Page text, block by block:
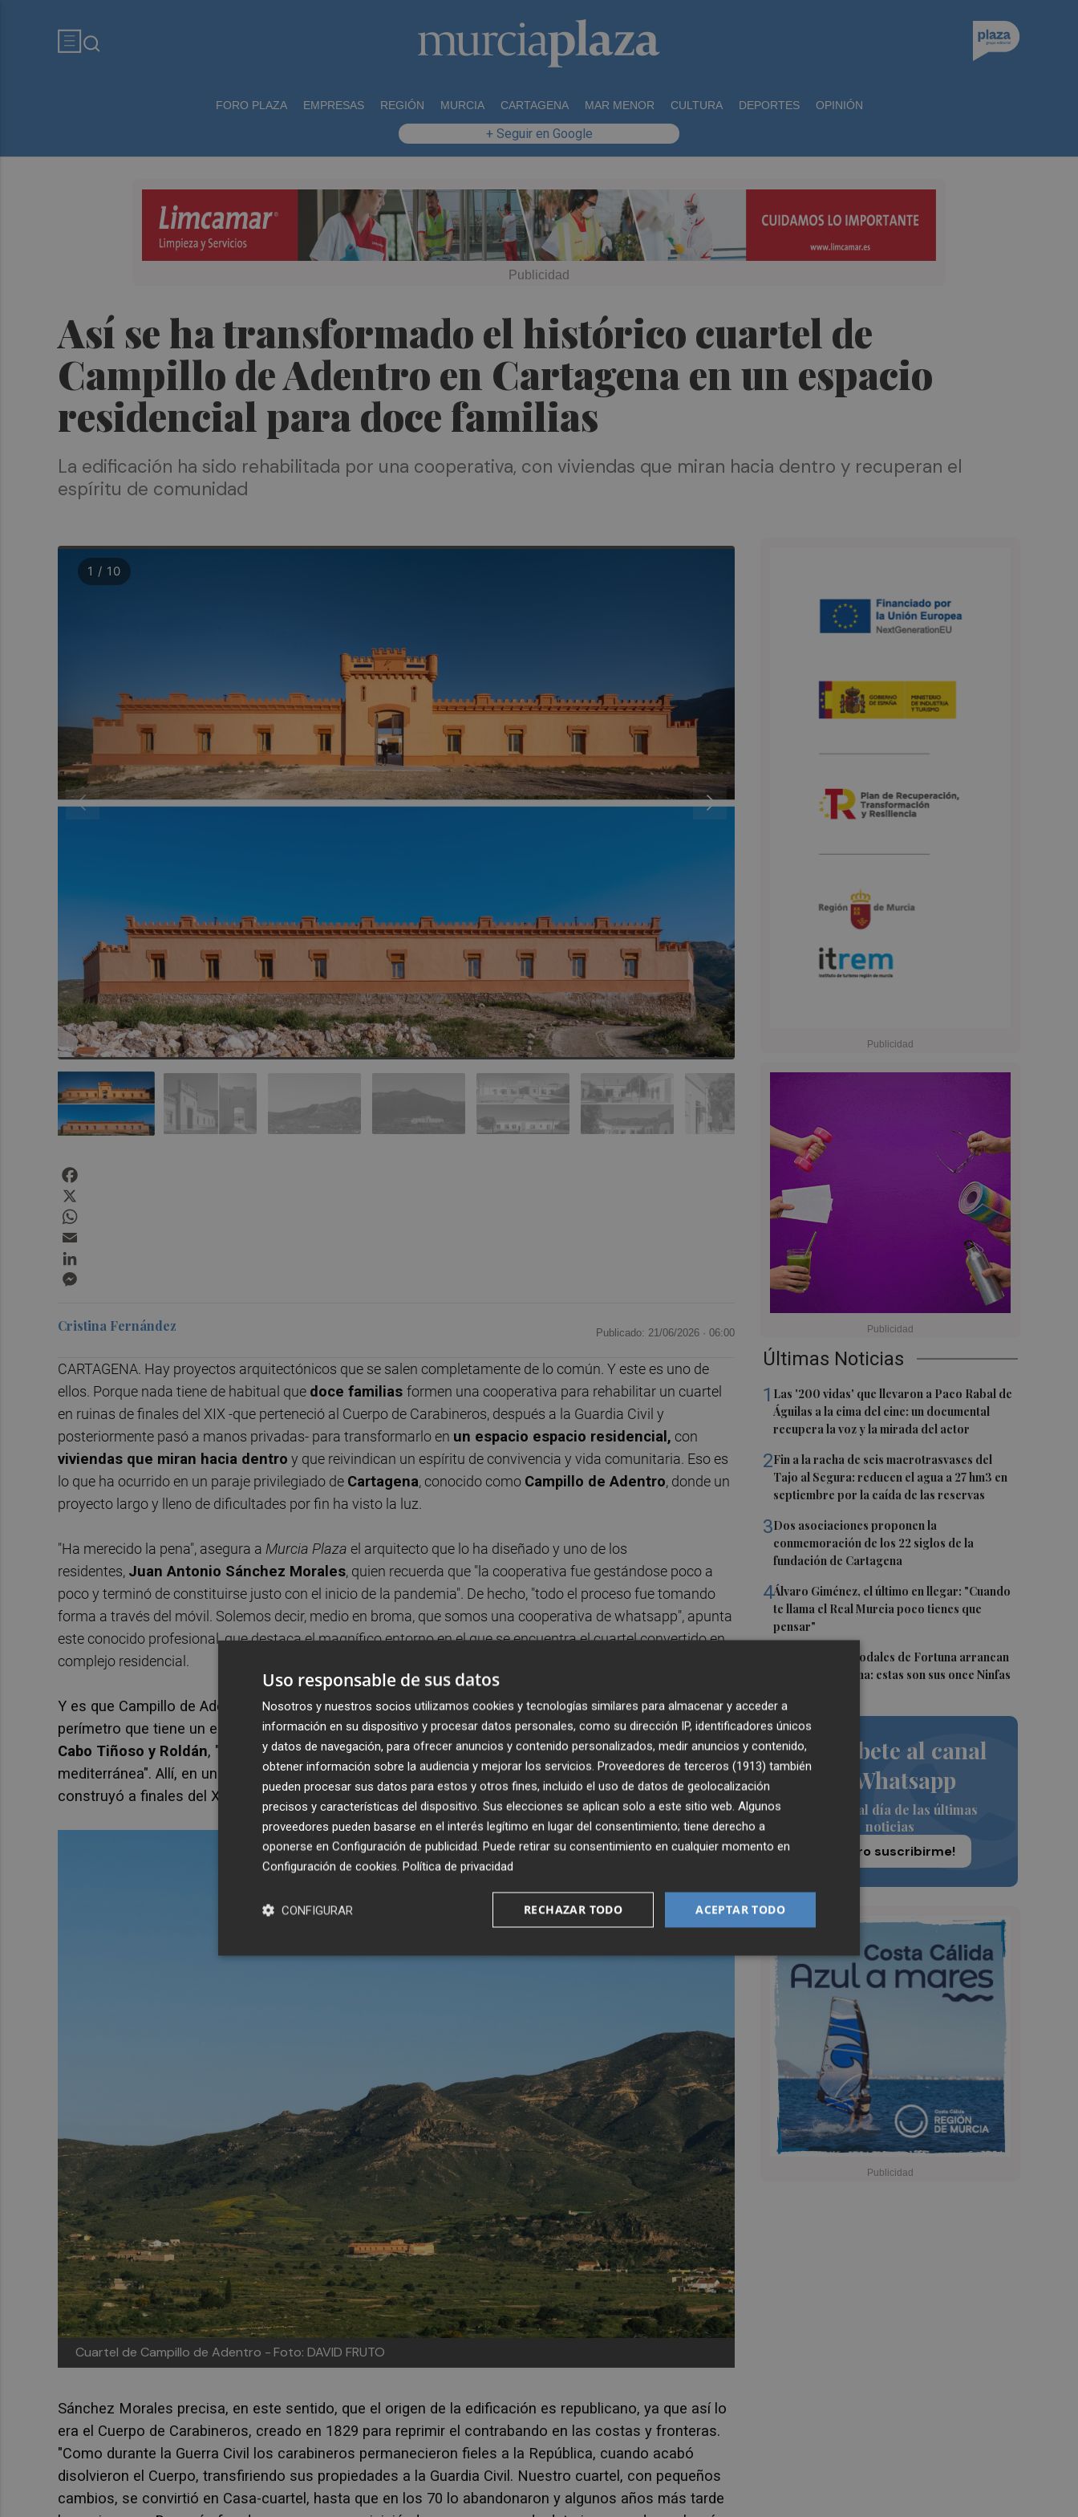
FORO PLAZA EMPRESAS REGIÓN MURCIA CARTAGENA MAR MENOR CULTURA DEPORTES OPINIÓN
+ Seguir en Google
Así se ha transformado el histórico cuartel de
Campillo de Adentro en Cartagena en un espacio
residencial para doce familias
La edificación ha sido rehabilitada por una cooperativa, con viviendas que miran hacia dentro y recuperan el
espíritu de comunidad
1 / 10
Últimas Noticias
1 Las '200 vidas' que llevaron a Paco Rabal de
Águilas a la cima del cine: un documental
recupera la voz y la mirada del actor
2Fin a la racha de seis macrotrasvases del
Tajo al Segura: reducen el agua a 27 hm3 en
septiembre por la caída de las reservas
3Dos asociaciones proponen la
conmemoración de los 22 siglos de la
fundación de Cartagena
4Álvaro Giménez, el último en llegar: "Cuando
te llama el Real Murcia poco tienes que
pensar"
Las Fiestas de Sodales de Fortuna arrancan
este fin de semana: estas son sus once Ninfas
Suscríbete al canal
de Whatsapp
Siempre al día de las últimas
noticias
¡Quiero suscribirme!
Cristina Fernández Publicado: 21/06/2026 · 06:00
CARTAGENA. Hay proyectos arquitectónicos que se salen completamente de lo común. Y este es uno de
ellos. Porque nada tiene de habitual que doce familias formen una cooperativa para rehabilitar un cuartel
en ruinas de finales del XIX -que perteneció al Cuerpo de Carabineros, después a la Guardia Civil y
posteriormente pasó a manos privadas- para transformarlo en un espacio espacio residencial, con
viviendas que miran hacia dentro y que reivindican un espíritu de convivencia y vida comunitaria. Eso es
lo que ha ocurrido en un paraje privilegiado de Cartagena, conocido como Campillo de Adentro, donde un
proyecto largo y lleno de dificultades por fin ha visto la luz.
"Ha merecido la pena", asegura a Murcia Plaza el arquitecto que lo ha diseñado y uno de los
residentes, Juan Antonio Sánchez Morales, quien recuerda que "la cooperativa fue gestándose poco a
poco y terminó de constituirse justo con el inicio de la pandemia". De hecho, "todo el proceso fue tomando
forma a través del móvil. Solemos decir, medio en broma, que somos una cooperativa de whatsapp", apunta
este conocido profesional, que destaca el magnífico entorno en el que se encuentra el cuartel convertido en
complejo residencial.
Y es que Campillo de Adentro es un valle, pequeño y aislado, rodeado por montañas en todo su
perímetro que tiene un enorme valor paisajístico, formando parte del Parque Regional de La Muela,
Cabo Tiñoso y Roldán, "uno de los lugares costeros más bellos y mejor preservados de la costa
mediterránea". Allí, en una pequeña loma, con las mejores vistas y vientos, el Cuerpo de Carabineros
construyó a finales del XIX
una ecléctica arquitectura que ahora vuelve a estar llena de vida.
Cuartel de Campillo de Adentro -Foto: DAVID FRUTO
Sánchez Morales precisa, en este sentido, que el origen de la edificación es republicano, ya que así lo
era el Cuerpo de Carabineros, creado en 1829 para reprimir el contrabando en las costas y fronteras.
"Como durante la Guerra Civil los carabineros permanecieron fieles a la República, cuando acabó
disolvieron el Cuerpo, transfiriendo sus propiedades a la Guardia Civil. Nuestro cuartel, con pequeños
cambios, se convirtió en Casa-cuartel, hasta que en los 70 lo abandonaron y algunos años más tarde
Uso responsable de sus datos
Nosotros y nuestros socios utilizamos cookies y tecnologías similares para almacenar y acceder a
información en su dispositivo y procesar datos personales, como su dirección IP, identificadores únicos
y datos de navegación, para ofrecer anuncios y contenido personalizados, medir anuncios y contenido,
obtener información sobre la audiencia y mejorar los servicios. Proveedores de terceros (1913) también
pueden procesar sus datos para estos y otros fines, incluido el uso de datos de geolocalización
precisos y características del dispositivo. Sus elecciones se aplican solo a este sitio web. Algunos
proveedores pueden basarse en el interés legítimo en lugar del consentimiento; tiene derecho a
oponerse en Configuración de publicidad. Puede retirar su consentimiento en cualquier momento en
Configuración de cookies. Política de privacidad
ACEPTAR TODO
RECHAZAR TODO
CONFIGURAR